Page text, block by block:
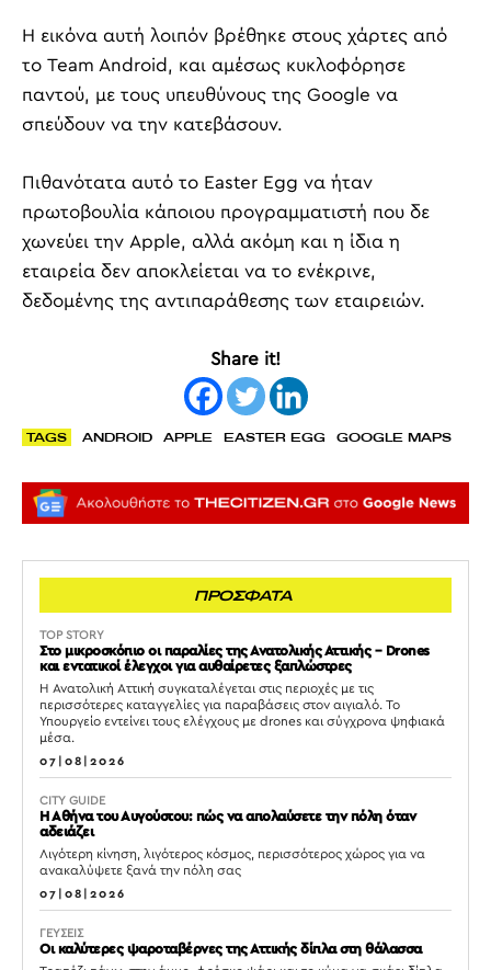
Η εικόνα αυτή λοιπόν βρέθηκε στους χάρτες από
το Team Android, και αμέσως κυκλοφόρησε
παντού, με τους υπευθύνους της Google να
σπεύδουν να την κατεβάσουν.
Πιθανότατα αυτό το Easter Egg να ήταν
πρωτοβουλία κάποιου προγραμματιστή που δε
χωνεύει την Apple, αλλά ακόμη και η ίδια η
εταιρεία δεν αποκλείεται να το ενέκρινε,
δεδομένης της αντιπαράθεσης των εταιρειών.
Share it!
TAGS ANDROID APPLE EASTER EGG GOOGLE MAPS
ΠΡΟΣΦΑΤΑ
TOP STORY
Στο μικροσκόπιο οι παραλίες της Ανατολικής Αττικής – Drones
και εντατικοί έλεγχοι για αυθαίρετες ξαπλώστρες
Η Ανατολική Αττική συγκαταλέγεται στις περιοχές με τις
περισσότερες καταγγελίες για παραβάσεις στον αιγιαλό. Το
Υπουργείο εντείνει τους ελέγχους με drones και σύγχρονα ψηφιακά
μέσα.
07|08|2026
CITY GUIDE
Η Αθήνα του Αυγούστου: πώς να απολαύσετε την πόλη όταν
αδειάζει
Λιγότερη κίνηση, λιγότερος κόσμος, περισσότερος χώρος για να
ανακαλύψετε ξανά την πόλη σας
07|08|2026
ΓΕΥΣΕΙΣ
Οι καλύτερες ψαροταβέρνες της Αττικής δίπλα στη θάλασσα